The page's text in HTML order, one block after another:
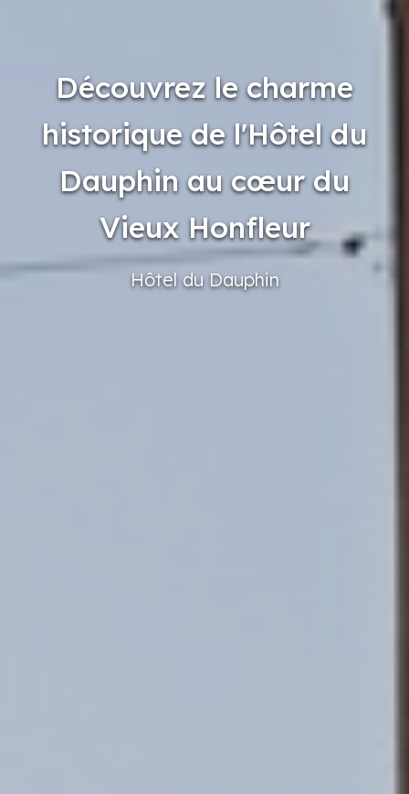
Découvrez le charme
historique de l'Hôtel du
Dauphin au cœur du
Vieux Honfleur
Hôtel du Dauphin